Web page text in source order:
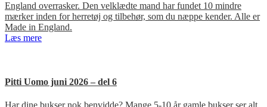
England overrasker. Den velklædte mand har fundet 10 mindre
mærker inden for herretøj og tilbehør, som du næppe kender. Alle er
Made in England.
Læs mere
Pitti Uomo juni 2026 – del 6
Har dine bukser nok benvidde? Mange 5-10 år gamle bukser ser alt